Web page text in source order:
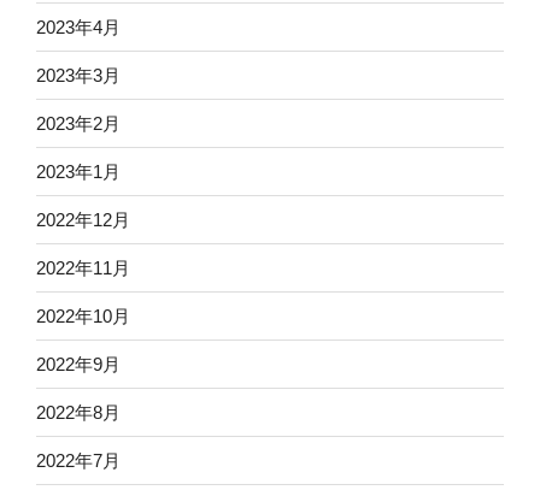
2023年4月
2023年3月
2023年2月
2023年1月
2022年12月
2022年11月
2022年10月
2022年9月
2022年8月
2022年7月